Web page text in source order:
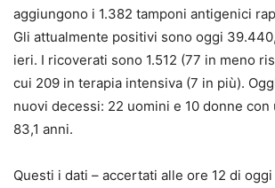
aggiungono i 1.382 tamponi antigenici
Gli attualmente positivi sono oggi
ieri. I ricoverati sono 1.512 (77 in meno
cui 209 in terapia intensiva (7 in più).
nuovi decessi: 22 uomini e 10 donne con
83,1 anni.
Questi i dati – accertati alle ore 12 di